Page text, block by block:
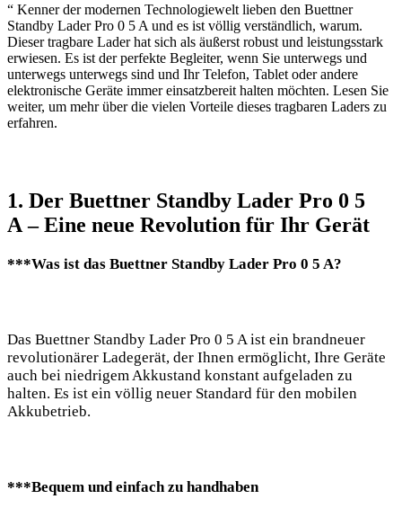
“ ⁤Kenner ⁣der ‌modernen Technologiewelt lieben den Buettner
Standby ​Lader⁣ Pro 0 5⁣ A und es ⁣ist völlig‍ verständlich, warum.
Dieser tragbare Lader hat sich als‌ äußerst robust ⁤und leistungsstark‌
erwiesen. ⁢Es ist der ⁣perfekte⁢ Begleiter, ‌wenn Sie unterwegs und⁢
unterwegs unterwegs sind und Ihr Telefon,⁤ Tablet oder ⁢andere
elektronische Geräte⁢ immer einsatzbereit halten möchten.⁢ Lesen⁢ Sie
weiter, um mehr über ⁢die vielen Vorteile dieses tragbaren ‍Laders zu
‌erfahren.
1. ⁢Der Buettner Standby Lader ‍Pro 0 5
A – Eine neue Revolution für Ihr Gerät
***Was ist das Buettner Standby Lader ⁤Pro⁤ 0 5‍ A?
Das Buettner Standby Lader Pro 0 5‍ A ist ein brandneuer
⁣revolutionärer‌ Ladegerät, der ​Ihnen ermöglicht, Ihre Geräte
auch bei niedrigem Akkustand konstant aufgeladen ⁣zu‍
halten. Es ist ein ⁤völlig neuer Standard für den mobilen⁣
Akkubetrieb.
***Bequem und einfach zu handhaben